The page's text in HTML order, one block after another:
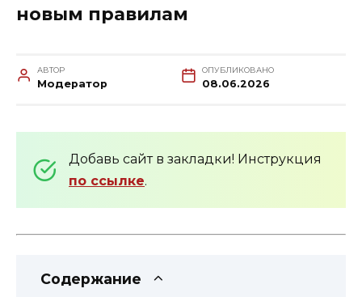
новым правилам
АВТОР
Модератор
ОПУБЛИКОВАНО
08.06.2026
Добавь сайт в закладки! Инструкция
по ссылке.
Содержание